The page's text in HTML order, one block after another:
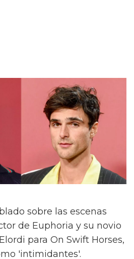
sobre las escenas
de Euphoria y su novio
para On Swift Horses,
'intimidantes'.